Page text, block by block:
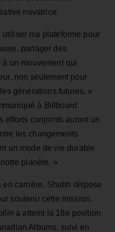
novatrice.
utiliser ma plateforme pour
partager des
un mouvement qui
non seulement pour
générations futures, »
à Billboard
efforts conjoints auront un
les changements
un mode de vie durable
planète. »
carrière, Shubh dispose
soutenir cette mission.
a atteint la 18e position
Albums, suivi en